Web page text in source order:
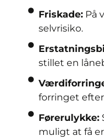
Friskade:På
selvrisiko.
stillet en
forringet
Førerulykke:
muligt at få